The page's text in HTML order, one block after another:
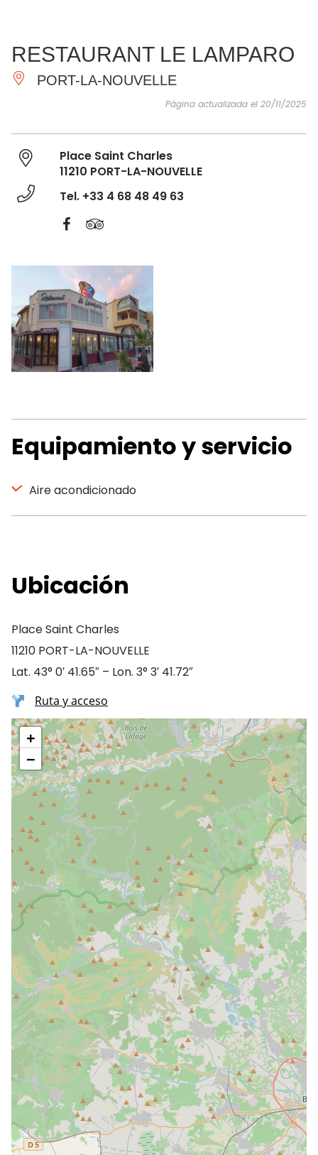
IMPRESCINDIBLES
HACER
INSPIRACIONES
RESTAURANT LE LAMPARO
PORT-LA-NOUVELLE
Página actualizada el 20/11/2025
Place Saint Charles
11210 PORT-LA-NOUVELLE
Tel. +33 4 68 48 49 63
Equipamiento y servicio
Aire acondicionado
Ubicación
Place Saint Charles
11210 PORT-LA-NOUVELLE
Lat. 43° 0′ 41.65″ – Lon. 3° 3′ 41.72″
Ruta y acceso
+
−